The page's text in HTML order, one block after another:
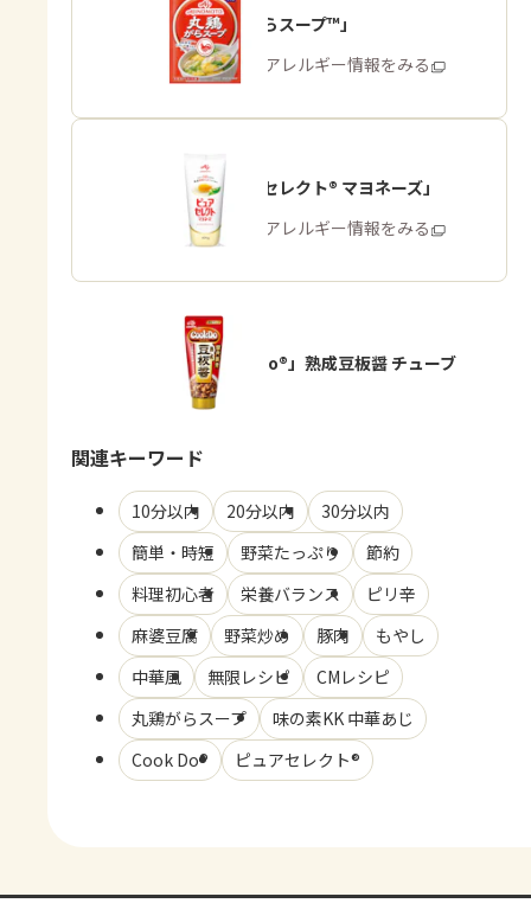
「丸鶏がらスープ™」
商品・アレルギー情報をみる
「ピュアセレクト® マヨネーズ」
商品・アレルギー情報をみる
「Cook Do®」熟成豆板醤 チューブ
関連キーワード
10分以内 20分以内
30分以内
簡単・時短
野菜たっぷり
節約
料理初心者
栄養バランス
ピリ辛
麻婆豆腐
野菜炒め 豚肉
もやし
中華風
無限レシピ
CMレシピ
丸鶏がらスープ
味の素KK 中華あじ
Cook Do®
ピュアセレクト®